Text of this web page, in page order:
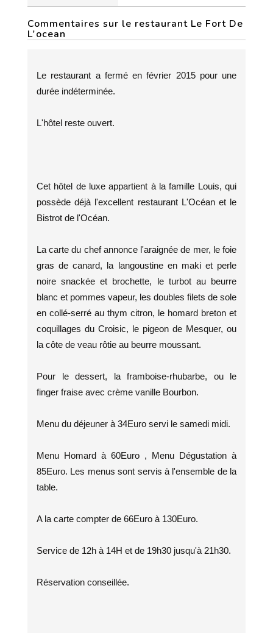
Commentaires sur le restaurant Le Fort De
L'ocean
Le restaurant a fermé en février 2015 pour une
durée indéterminée.
L'hôtel reste ouvert.
Cet hôtel de luxe appartient à la famille Louis, qui
possède déjà l'excellent restaurant L'Océan et le
Bistrot de l'Océan.
La carte du chef annonce l'araignée de mer, le foie
gras de canard, la langoustine en maki et perle
noire snackée et brochette, le turbot au beurre
blanc et pommes vapeur, les doubles filets de sole
en collé-serré au thym citron, le homard breton et
coquillages du Croisic, le pigeon de Mesquer, ou
la côte de veau rôtie au beurre moussant.
Pour le dessert, la framboise-rhubarbe, ou le
finger fraise avec crème vanille Bourbon.
Menu du déjeuner à 34Euro servi le samedi midi.
Menu Homard à 60Euro , Menu Dégustation à
85Euro. Les menus sont servis à l'ensemble de la
table.
A la carte compter de 66Euro à 130Euro.
Service de 12h à 14H et de 19h30 jusqu'à 21h30.
Réservation conseillée.